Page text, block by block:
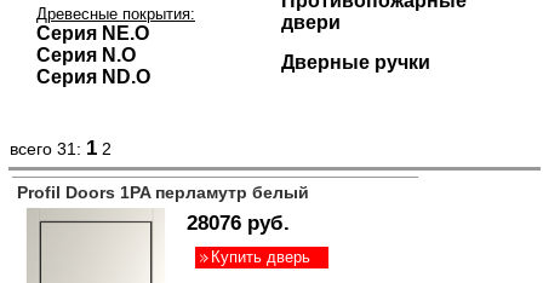
Древесные покрытия:
Серия NE.O
Серия N.O
Серия ND.O
двери
Дверные ручки
всего 31: 1 2
Profil Doors 1PA перламутр белый
28076 руб.
Купить дверь